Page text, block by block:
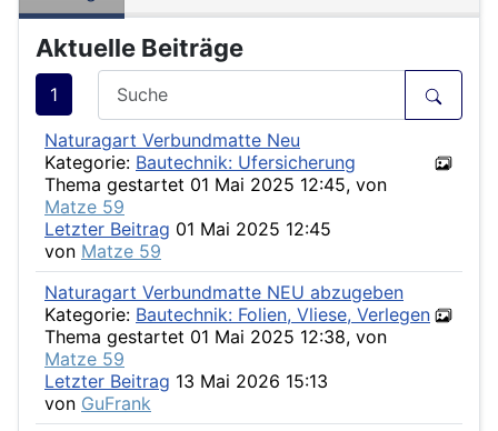
Aktuelle Beiträge
1
Naturagart Verbundmatte Neu
Kategorie: Bautechnik: Ufersicherung
Thema gestartet 01 Mai 2025 12:45, von
Matze 59
Letzter Beitrag 01 Mai 2025 12:45
von Matze 59
Naturagart Verbundmatte NEU abzugeben
Kategorie: Bautechnik: Folien, Vliese, Verlegen
Thema gestartet 01 Mai 2025 12:38, von
Matze 59
Letzter Beitrag 13 Mai 2026 15:13
von GuFrank